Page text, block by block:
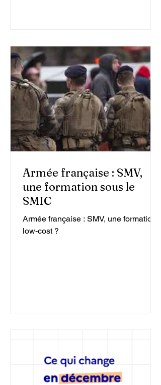
Armée française : SMV,
une formation sous le
SMIC
Armée française : SMV, une formation
low-cost ?